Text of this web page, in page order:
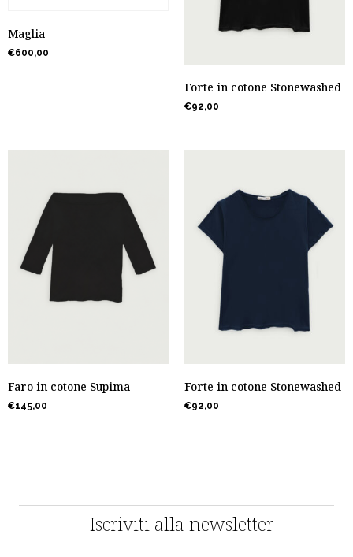
Maglia
€600,00
Forte in cotone Stonewashed
€92,00
Faro in cotone Supima
€145,00
Forte in cotone Stonewashed
€92,00
Iscriviti alla newsletter